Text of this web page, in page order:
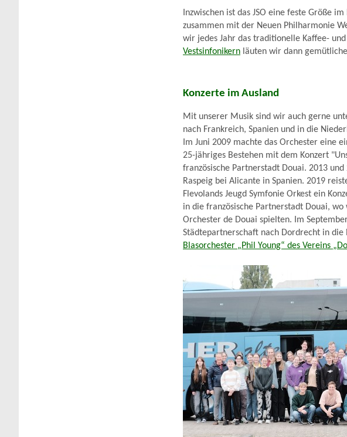
Inzwischen ist das JSO eine feste Größe
zusammen mit der Neuen Philharmonie
wir jedes Jahr das traditionelle Kaffee-
Vestsinfonikern läuten wir dann
Konzerte im Ausland
Mit unserer Musik sind wir auch gerne
nach Frankreich, Spanien und in die
Im Juni 2009 machte das Orchester eine
25-jähriges Bestehen mit dem Konzert
französische Partnerstadt Douai. 2013
Raspeig bei Alicante in Spanien. 2019
Flevolands Jeugd Symfonie Orkest ein
in die französische Partnerstadt Douai,
Orchester de Douai spielten. Im
Städtepartnerschaft nach Dordrecht in
Blasorchester „Phil Young“ des Vereins